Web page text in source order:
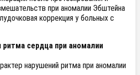
при аномалии Эбштейна
коррекция у больных с
сердца при аномалии
нарушений ритма при аномалии